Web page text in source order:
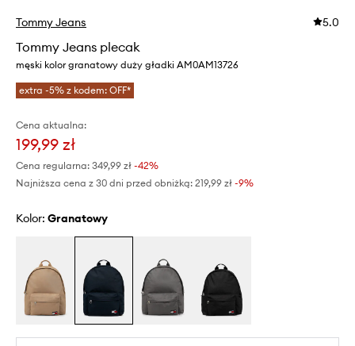
Tommy Jeans 5.0
Tommy Jeans plecak
męski kolor granatowy duży gładki AM0AM13726
extra -5% z kodem: OFF*
Cena aktualna:
199,99 zł
Cena regularna: 349,99 zł -42%
Najniższa cena z 30 dni przed obniżką: 219,99 zł -9%
Kolor: granatowy